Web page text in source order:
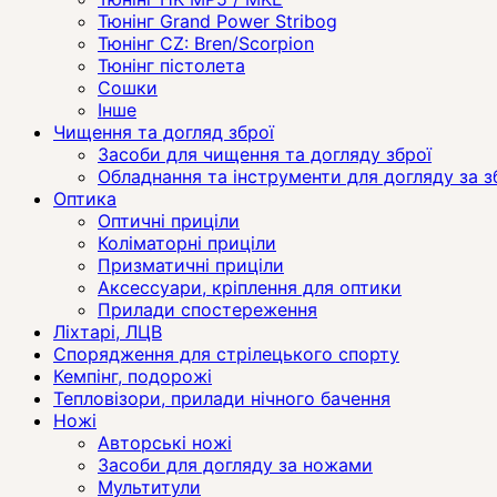
Тюнінг Grand Power Stribog
Тюнінг CZ: Bren/Scorpion
Тюнінг пістолета
Сошки
Інше
Чищення та догляд зброї
Засоби для чищення та догляду зброї
Обладнання та інструменти для догляду за
Оптика
Оптичні приціли
Коліматорні приціли
Призматичні приціли
Аксессуари, кріплення для оптики
Прилади спостереження
Ліхтарі, ЛЦВ
Спорядження для стрілецького спорту
Кемпінг, подорожі
Тепловізори, прилади нічного бачення
Ножі
Авторські ножі
Засоби для догляду за ножами
Мультитули